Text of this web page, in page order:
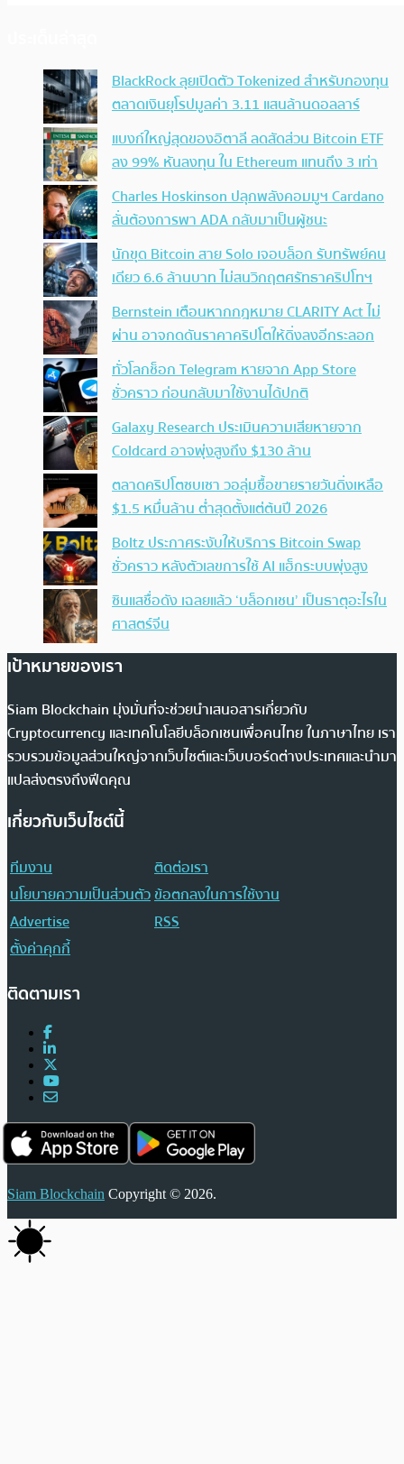
BlackRock ลุยเปิดตัว Tokenized สำหรับกองทุน
ตลาดเงินยุโรปมูลค่า 3.11 แสนล้านดอลลาร์
แบงก์ใหญ่สุดของอิตาลี ลดสัดส่วน Bitcoin ETF
ลง 99% หันลงทุน ใน Ethereum แทนถึง 3 เท่า
Charles Hoskinson ปลุกพลังคอมมูฯ Cardano
ลั่นต้องการพา ADA กลับมาเป็นผู้ชนะ
นักขุด Bitcoin สาย Solo เจอบล็อก รับทรัพย์คน
เดียว 6.6 ล้านบาท ไม่สนวิกฤตศรัทธาคริปโทฯ
Bernstein เตือนหากกฎหมาย CLARITY Act ไม่
ผ่าน อาจกดดันราคาคริปโตให้ดิ่งลงอีกระลอก
ทั่วโลกช็อก Telegram หายจาก App Store
ชั่วคราว ก่อนกลับมาใช้งานได้ปกติ
Galaxy Research ประเมินความเสียหายจาก
Coldcard อาจพุ่งสูงถึง $130 ล้าน
ตลาดคริปโตซบเซา วอลุ่มซื้อขายรายวันดิ่งเหลือ
$1.5 หมื่นล้าน ต่ำสุดตั้งแต่ต้นปี 2026
Boltz ประกาศระงับให้บริการ Bitcoin Swap
ชั่วคราว หลังตัวเลขการใช้ AI แฮ็กระบบพุ่งสูง
ซินแสชื่อดัง เฉลยแล้ว ‘บล็อกเชน’ เป็นธาตุอะไรใน
ศาสตร์จีน
เป้าหมายของเรา
Siam Blockchain มุ่งมั่นที่จะช่วยนำเสนอสารเกี่ยวกับ
Cryptocurrency และเทคโนโลยีบล็อกเชนเพื่อคนไทย ในภาษาไทย เรา
รวบรวมข้อมูลส่วนใหญ่จากเว็บไซต์และเว็บบอร์ดต่างประเทศและนำมา
แปลส่งตรงถึงฟีดคุณ
เกี่ยวกับเว็บไซต์นี้
ทีมงาน
ติดต่อเรา
นโยบายความเป็นส่วนตัวข้อตกลงในการใช้งาน
Advertise
RSS
ตั้งค่าคุกกี้
ติดตามเรา
Siam Blockchain Copyright © 2026.